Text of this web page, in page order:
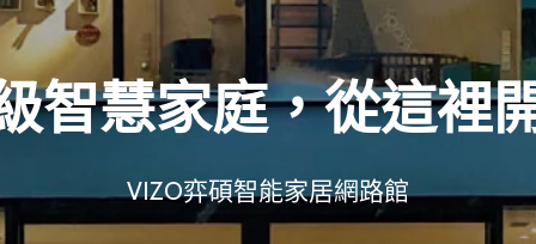
智慧家庭，從這裡
VIZO弈碩智能家居網路館